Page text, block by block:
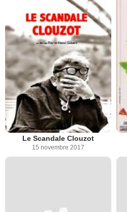
Le Scandale Clouzot
15 novembre 2017